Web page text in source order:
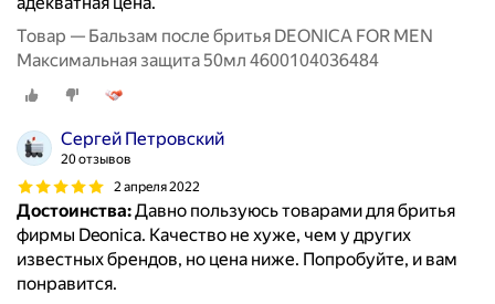
Товар — Бальзам после бритья DEONICA FOR MEN
Максимальная защита 50мл 4600104036484
Сергей Петровский
20 отзывов
2 апреля 2022
Достоинства:Давно пользуюсь товарами для бритья
фирмы Deonica. Качество не хуже, чем у других
известных брендов, но цена ниже. Попробуйте, и вам
понравится.